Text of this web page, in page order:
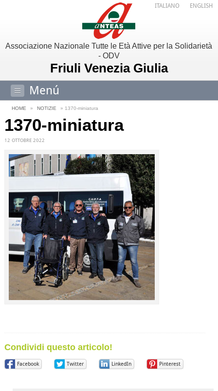
Associazione Nazionale Tutte le Età Attive per la Solidarietà
- ODV
Friuli Venezia Giulia
Menú
ITALIANO ENGLISH
HOME » NOTIZIE » 1370-miniatura
1370-miniatura
12 OTTOBRE 2022
Condividi questo articolo!
Facebook Twitter LinkedIn Pinterest